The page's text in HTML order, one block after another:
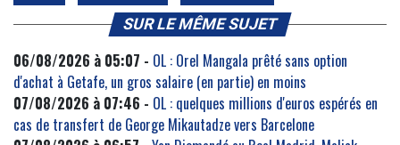
SUR LE MÊME SUJET
06/08/2026 à 05:07 - OL : Orel Mangala prêté sans option
d'achat à Getafe, un gros salaire (en partie) en moins
07/08/2026 à 07:46 - OL : quelques millions d'euros espérés en
cas de transfert de George Mikautadze vers Barcelone